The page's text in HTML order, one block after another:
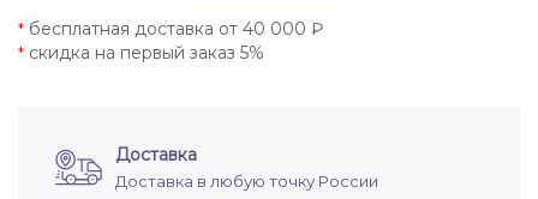
* бесплатная доставка от 40 000 ₽
* скидка на первый заказ 5%
Доставка
Доставка в любую точку России